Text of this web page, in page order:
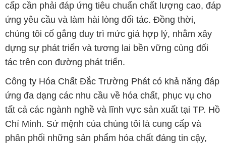
cấp cần phải đáp ứng tiêu chuẩn chất lượng cao, đáp
ứng yêu cầu và làm hài lòng đối tác. Đồng thời,
chúng tôi cố gắng duy trì mức giá hợp lý, nhằm xây
dựng sự phát triển và tương lai bền vững cùng đối
tác trên con đường phát triển.
Công ty Hóa Chất Đắc Trường Phát có khả năng đáp
ứng đa dạng các nhu cầu về hóa chất, phục vụ cho
tất cả các ngành nghề và lĩnh vực sản xuất tại TP. Hồ
Chí Minh. Sứ mệnh của chúng tôi là cung cấp và
phân phối những sản phẩm hóa chất đáng tin cậy,